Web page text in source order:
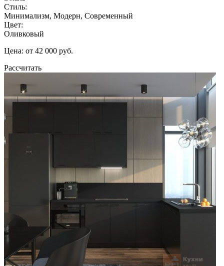
Стиль:
Минимализм, Модерн, Современный
Цвет:
Оливковый
Цена: от 42 000 руб.
Рассчитать